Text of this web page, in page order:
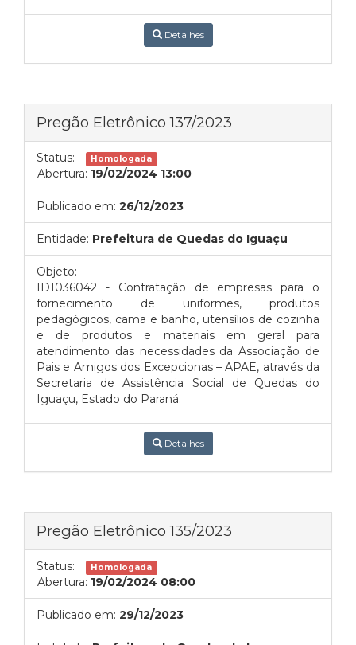
Detalhes
Pregão Eletrônico 137/2023
Status: Homologada
Abertura: 19/02/2024 13:00
Publicado em: 26/12/2023
Entidade: Prefeitura de Quedas do Iguaçu
Objeto:
ID1036042 - Contratação de empresas para o
fornecimento de uniformes, produtos
pedagógicos, cama e banho, utensílios de cozinha
e de produtos e materiais em geral para
atendimento das necessidades da Associação de
Pais e Amigos dos Excepcionas – APAE, através da
Secretaria de Assistência Social de Quedas do
Iguaçu, Estado do Paraná.
Detalhes
Pregão Eletrônico 135/2023
Status: Homologada
Abertura: 19/02/2024 08:00
Publicado em: 29/12/2023